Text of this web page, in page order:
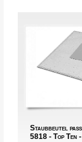
Staubbeutel
5818 - Top Ten